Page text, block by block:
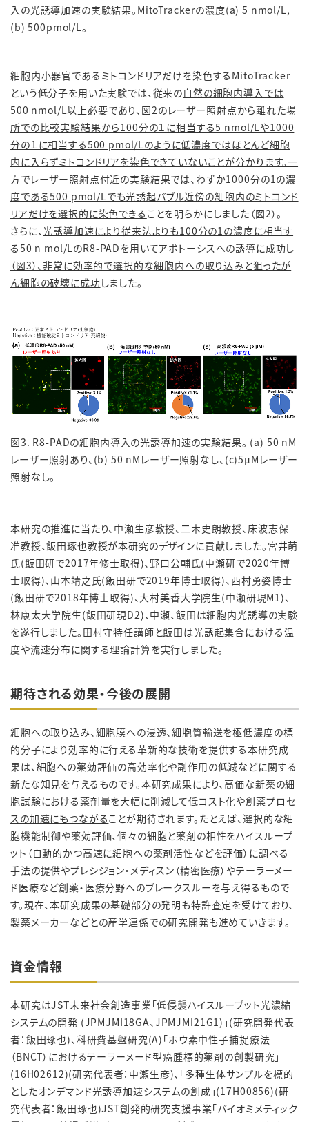
入の光誘導加速の実験結果。MitoTrackerの濃度(a) 5 nmol/L,
(b) 500pmol/L。
細胞内小器官であるミトコンドリアだけを染色するMitoTracker
という低分子を用いた実験では、従来の自然の細胞内導入では
500 nmol/L以上必要であり、図2のレーザー照射点から離れた場
所での比較実験結果から100分の１に相当する5 nmol/Lや1000
分の１に相当する500 pmol/Lのように低濃度ではほとんど細胞
内に入らずミトコンドリアを染色できていないことが分かります。一
方でレーザー照射点付近の実験結果では、わずか1000分の1の濃
度である500 pmol/Lでも光誘起バブル近傍の細胞内のミトコンド
リアだけを選択的に染色できる ことを明らかにしました（図2）。
さらに、光誘導加速により従来法よりも100分の1の濃度に相当す
る50 n mol/LのR8-PADを用いてアポトーシスへの誘導に成功し
（図3）、非常に効率的で選択的な細胞内への取り込みと狙ったが
ん細胞の破壊に成功 しました。
図3. R8-PADの細胞内導入の光誘導加速の実験結果。 (a) 50 nM
レーザー照射あり、(b) 50 nMレーザー照射なし、(c)5μMレーザー
照射なし。
本研究の推進に当たり、中瀬生彦教授、二木史朗教授、床波志保
准教授、飯田琢也教授が本研究のデザインに貢献しました。宮井萌
氏(飯田研で2017年修士取得)、野口公輔氏(中瀬研で2020年博
士取得)、山本靖之氏(飯田研で2019年博士取得)、西村勇姿博士
(飯田研で2018年博士取得)、大村美香大学院生(中瀬研現M1)、
林康太大学院生(飯田研現D2)、中瀬、飯田は細胞内光誘導の実験
を遂行しました。田村守特任講師と飯田は光誘起集合における温
度や流速分布に関する理論計算を実行しました。
期待される効果・今後の展開
細胞への取り込み、細胞膜への浸透、細胞質輸送を極低濃度の標
的分子により効率的に行える革新的な技術を提供する本研究成
果は、細胞への薬効評価の高効率化や副作用の低減などに関する
新たな知見を与えるものです。本研究成果により、 高価な新薬の細
胞試験における薬剤量を大幅に削減して低コスト化や創薬プロセ
スの加速にもつながることが期待されます。たとえば、選択的な細
胞機能制御や薬効評価、個々の細胞と薬剤の相性をハイスループ
ット（自動的かつ高速に細胞への薬剤活性などを評価）に調べる
手法の提供やプレシジョン・メディスン（精密医療）やテーラーメー
ド医療など創薬・医療分野へのブレークスルーを与え得るもので
す。現在、本研究成果の基礎部分の発明も特許査定を受けており、
製薬メーカーなどとの産学連係での研究開発も進めていきます。
資金情報
本研究はJST未来社会創造事業「低侵襲ハイスループット光濃縮
システムの開発 (JPMJMI18GA、JPMJMI21G1)」(研究開発代表
者：飯田琢也)、科研費基盤研究(A)「ホウ素中性子捕捉療法
（BNCT）におけるテーラーメード型癌腫標的薬剤の創製研究」
(16H02612)(研究代表者：中瀬生彦)、「多種生体サンプルを標的
としたオンデマンド光誘導加速システムの創成」(17H00856)(研
究代表者：飯田琢也)JST創発的研究支援事業「バイオミメティック